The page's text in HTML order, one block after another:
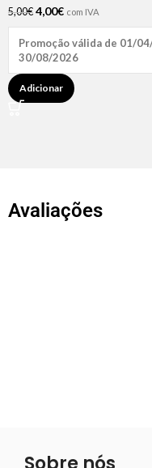
5,00€ 4,00€ com IVA
Promoção válida de 01/
30/08/2026
Adicionar
Avaliações